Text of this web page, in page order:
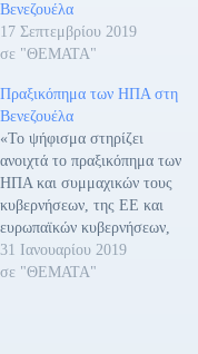
Βενεζουέλα
17 Σεπτεμβρίου 2019
σε "ΘΕΜΑΤΑ"
Πραξικόπημα των ΗΠΑ στη
Βενεζουέλα
«Το ψήφισμα στηρίζει
ανοιχτά το πραξικόπημα των
ΗΠΑ και συμμαχικών τους
κυβερνήσεων, της ΕΕ και
ευρωπαϊκών κυβερνήσεων,
στη Βενεζουέλα.
Αναγνωρίζει «πρόεδρο» τον
31 Ιανουαρίου 2019
σε "ΘΕΜΑΤΑ"